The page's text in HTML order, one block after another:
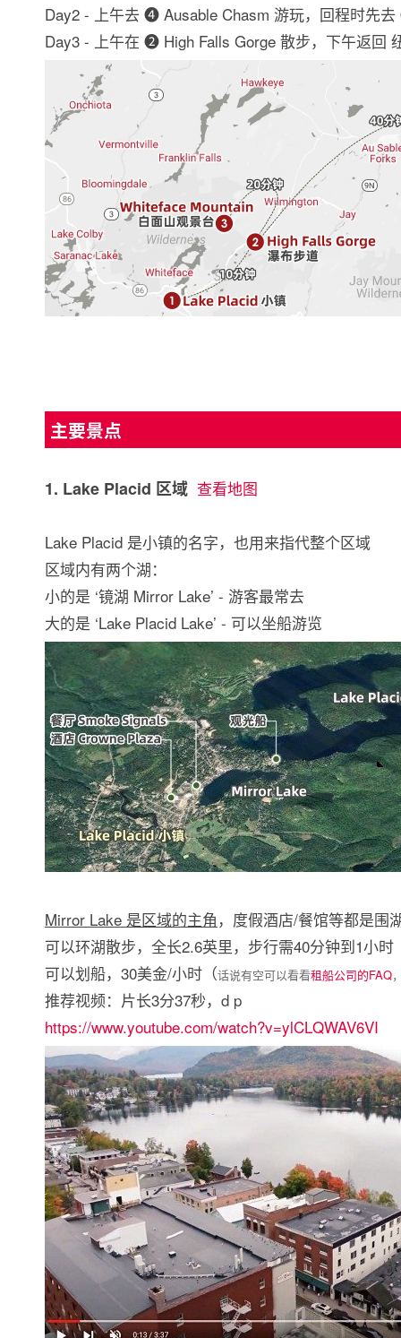
Day2 - 上午去 ➍ Ausable Chasm 游玩，回程时先
Day3 - 上午在 ➋ High Falls Gorge 散步，下午返回
主要景点
1. Lake Placid 区域 查看地图
Lake Placid 是小镇的名字，也用来指代整个区域
区域内有两个湖：
小的是 ‘镜湖 Mirror Lake’ - 游客最常去
大的是 ‘Lake Placid Lake’ - 可以坐船游览
Mirror Lake 是区域的主角 ，度假酒店/餐馆等都是围
可以环湖散步，全长2.6英里，步行需40分钟到1小时
可以划船，30美金/小时（话说有空可以看看租船公司的FAQ
推荐视频：片长3分37秒，d p
https://www.youtube.com/watch?v=ylCLQWAV6VI